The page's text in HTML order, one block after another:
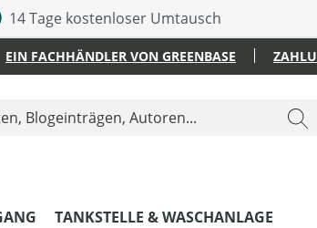
14 Tage kostenloser Umtausch
EIN FACHHÄNDLER VON GREENBASE
TANKSTELLE & WASCHANLAGE